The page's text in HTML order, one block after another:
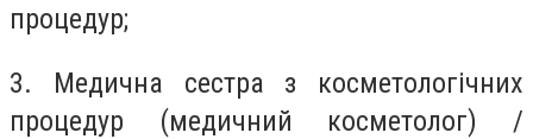
процедур;
3. Медична сестра з косметологічних
процедур (медичний косметолог) /